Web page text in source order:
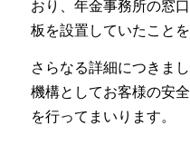
おり、年金事務所の窓
板を設置していたこと
さらなる詳細につきま
機構としてお客様の安
を行ってまいります。